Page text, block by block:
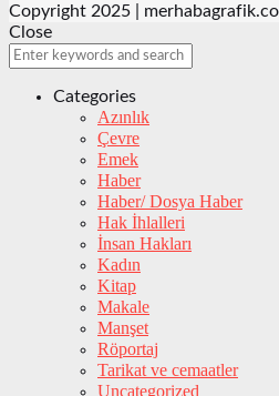
Copyright 2025 |
Close
Categories
Azınlık
Çevre
Emek
Haber
Haber/ Dosya Haber
Hak İhlalleri
İnsan Hakları
Kadın
Kitap
Makale
Manşet
Röportaj
Tarikat ve cemaatler
Uncategorized